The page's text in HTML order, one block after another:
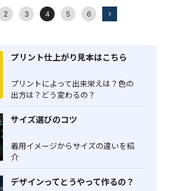
2 3 4 5 6
プリント仕上がり見本はこちら
プリントによって出来栄えは？色の
出方は？どう変わるの？
サイズ選びのコツ
着用イメージからサイズの違いを紹
介
デザインってとうやって作るの？